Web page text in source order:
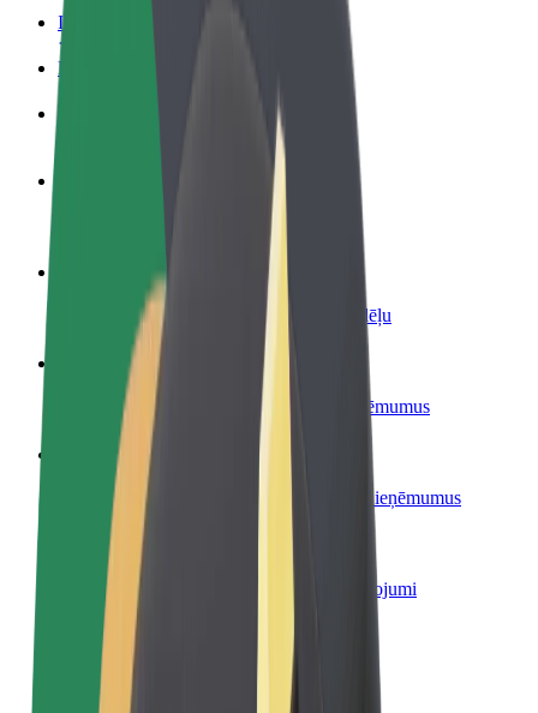
Ieguvumi
Kā pievienoties
Kļūsti par kurjeru
Piegādā ēdienu un saņem izmaksu ik nedēļu
Pievieno restorānu vai veikalu
Sasniedz vairāk klientu un paaugstini ieņēmumus
Reģistrējies kā autoparka īpašnieks
Pievieno savu autoparku Bolt un palielini ieņēmumus
Bolt for Business
Tavam uzņēmumam pielāgoti Bolt pakalpojumi